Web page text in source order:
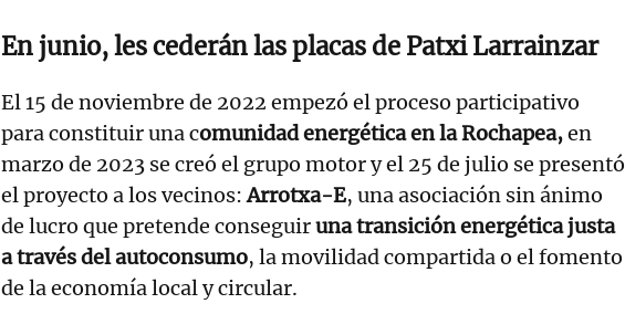
En junio, les cederán las placas de Patxi Larrainzar
El 15 de noviembre de 2022 empezó el proceso participativo
para constituir una comunidad energética en la Rochapea,en
marzo de 2023 se creó el grupo motor y el 25 de julio se presentó
el proyecto a los vecinos:Arrotxa-E, una asociación sin ánimo
de lucro que pretende conseguiruna transición energética justa
a través del autoconsumo, la movilidad compartida o el fomento
de la economía local y circular.